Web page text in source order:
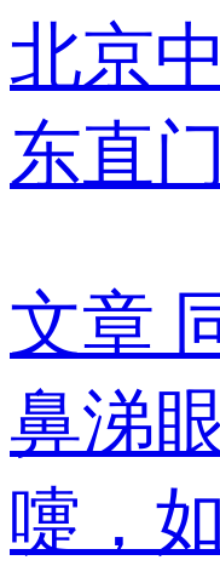
北京
东直
文章
鼻涕
嚏，